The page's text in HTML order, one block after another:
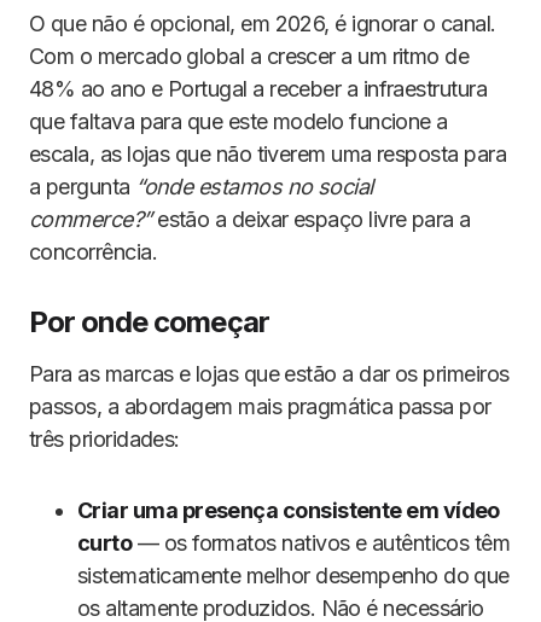
O que não é opcional, em 2026, é ignorar o canal.
Com o mercado global a crescer a um ritmo de
48% ao ano e Portugal a receber a infraestrutura
que faltava para que este modelo funcione a
escala, as lojas que não tiverem uma resposta para
a pergunta “onde estamos no social
commerce?”estão a deixar espaço livre para a
concorrência.
Por onde começar
Para as marcas e lojas que estão a dar os primeiros
passos, a abordagem mais pragmática passa por
três prioridades:
Criar uma presença consistente em vídeo
curto— os formatos nativos e autênticos têm
sistematicamente melhor desempenho do que
os altamente produzidos. Não é necessário